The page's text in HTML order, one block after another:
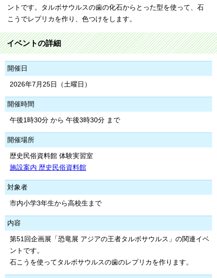
ントです。タルボサウルスの歯の化石からとった型を使って、石
こうでレプリカを作り、色つけをします。
イベントの詳細
開催日
2026年7月25日（土曜日）
開催時間
午後1時30分 から 午後3時30分 まで
開催場所
歴史民俗資料館 体験実習室
施設案内 歴史民俗資料館
対象者
市内小学3年生から高校生まで
内容
第51回企画展「恐竜展 アジアの王者タルボサウルス」の関連イベ
ントです。
石こうを使ってタルボサウルスの歯のレプリカを作ります。